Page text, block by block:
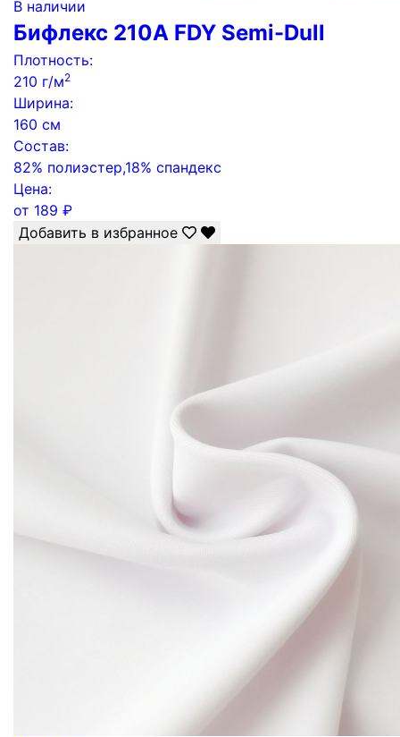
В наличии
Бифлекс 210A FDY Semi-Dull
Плотность:
210 г/м2
Ширина:
160 см
Состав:
82% полиэстер,18% спандекс
Цена:
от 189 ₽
Добавить в избранное